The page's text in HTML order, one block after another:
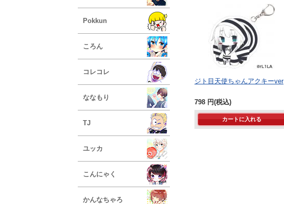
Pokkun
ころん
コレコレ
ななもり
TJ
ユッカ
こんにゃく
かんなちゃろ
ジト目天使ちゃんアクキーver
798 円(税込)